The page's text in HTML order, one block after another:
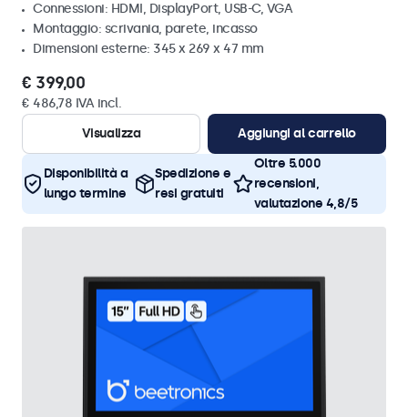
Connessioni: HDMI, DisplayPort, USB-C, VGA
Montaggio: scrivania, parete, incasso
Dimensioni esterne: 345 x 269 x 47 mm
€ 399,00
€ 486,78 IVA incl.
Visualizza
Aggiungi al carrello
Disponibilità a
lungo termine
Spedizione e
resi gratuiti
Oltre 5.000
recensioni,
valutazione 4,8/5